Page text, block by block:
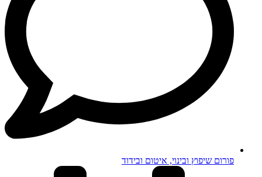
פורום שיפוץ ובינוי, איטום ובידוד